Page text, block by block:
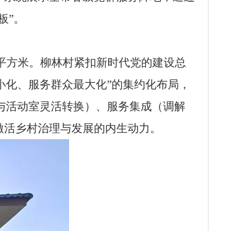
。
米。柳林村紧扣新时代党的建设总
、服务群众最大化”的集约化布局，
动室灵活转换）、服务集成（调解
乡村治理与发展的内生动力。